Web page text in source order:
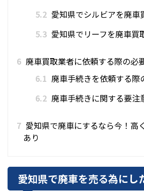
5.2 愛知県でシルビアを廃車
5.3 愛知県でリーフを廃車買
6 廃車買取業者に依頼する際の必
6.1 廃車手続きを依頼する際
6.2 廃車手続きに関する要注
7 愛知県で廃車にするなら今！高
あり
愛知県で廃車を売る為にし